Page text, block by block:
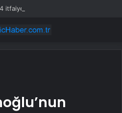
itfaiye eri hayatını kaybetti